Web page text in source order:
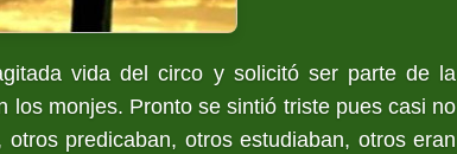
vida del circo y solicitó ser parte de la
monjes. Pronto se sintió triste pues casi no
predicaban, otros estudiaban, otros eran